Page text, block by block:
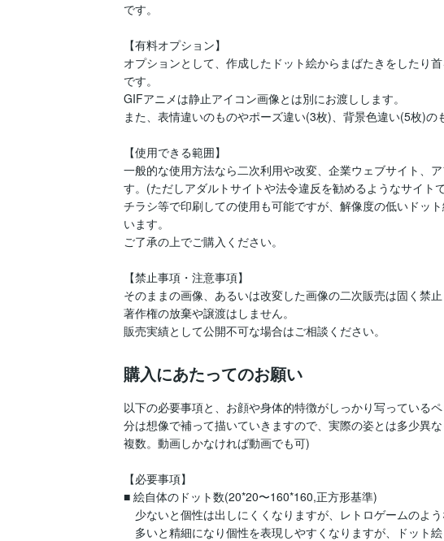
です。
【有料オプション】
オプションとして、作成したドット絵からまばたきをしたり
です。
GIFアニメは静止アイコン画像とは別にお渡しします。
また、表情違いのものやポーズ違い(3枚)、背景色違い(5枚)の
【使用できる範囲】
一般的な使用方法なら二次利用や改変、企業ウェブサイト、
す。(ただしアダルトサイトや法令違反を勧めるようなサイト
チラシ等で印刷しての使用も可能ですが、解像度の低いドッ
います。
ご了承の上でご購入ください。
【禁止事項・注意事項】
そのままの画像、あるいは改変した画像の二次販売は固く禁
著作権の放棄や譲渡はしません。
販売実績として公開不可な場合はご相談ください。
購入にあたってのお願い
以下の必要事項と、お顔や身体的特徴がしっかり写っている
分は想像で補って描いていきますので、実際の姿とは多少異
複数。動画しかなければ動画でも可)
【必要事項】
■ 絵自体のドット数(20*20〜160*160,正方形基準)
少ないと個性は出しにくくなりますが、レトロゲームのよう
多いと精細になり個性を表現しやすくなりますが、ドット絵